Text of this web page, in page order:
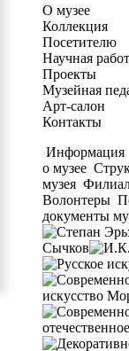
О музее
Коллекция
Посетителю
Научная
Проекты
Музейная
Арт-салон
Контакты
Информация
о музее
музея
Волонтеры
документы
Сычков
искусство